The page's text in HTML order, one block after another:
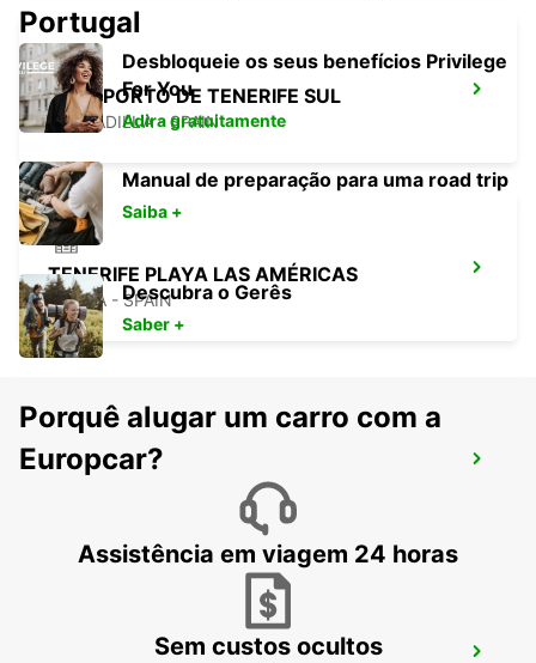
AEROPORTO DE TENERIFE SUL
GRANADILLA - SPAIN
TENERIFE PLAYA LAS AMÉRICAS
ARONA - SPAIN
AEROPORTO DE LA PALMA (ILHAS
CANÁRIAS)
VILLA DE MAZO - SPAIN
Portugal
Desbloqueie os seus benefícios Privilege
For You
Adira gratuitamente
Manual de preparação para uma road trip
Saiba +
Descubra o Gerês
Saber +
Porquê alugar um carro com a
Europcar?
Assistência em viagem 24 horas
Sem custos ocultos